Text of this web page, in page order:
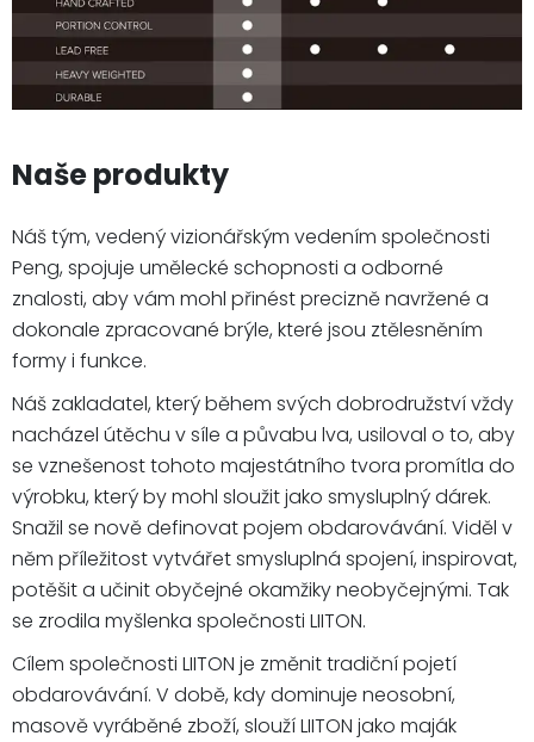
Naše produkty
Náš tým, vedený vizionářským vedením společnosti
Peng, spojuje umělecké schopnosti a odborné
znalosti, aby vám mohl přinést precizně navržené a
dokonale zpracované brýle, které jsou ztělesněním
formy i funkce.
Náš zakladatel, který během svých dobrodružství vždy
nacházel útěchu v síle a půvabu lva, usiloval o to, aby
se vznešenost tohoto majestátního tvora promítla do
výrobku, který by mohl sloužit jako smysluplný dárek.
Snažil se nově definovat pojem obdarovávání. Viděl v
něm příležitost vytvářet smysluplná spojení, inspirovat,
potěšit a učinit obyčejné okamžiky neobyčejnými. Tak
se zrodila myšlenka společnosti LIITON.
Cílem společnosti LIITON je změnit tradiční pojetí
obdarovávání. V době, kdy dominuje neosobní,
masově vyráběné zboží, slouží LIITON jako maják